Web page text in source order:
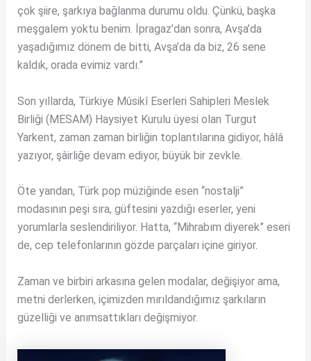
çok şiire, şarkıya bağlanma durumu oldu. Çünkü, başka
meşgalem yoktu benim. İpragaz’dan sonra, Avşa’da
yaşadığımız dönem de bitti, Avşa’da da biz, 26 sene
kaldık, orada evimiz vardı.”
Son yıllarda, Türkiye Mûsikî Eserleri Sahipleri Meslek
Birliği (MESAM) Haysiyet Kurulu üyesi olan Turgut
Yarkent, zaman zaman birliğin toplantılarına gidiyor, hâlâ
yazıyor, şâirliğe devam ediyor, büyük bir zevkle.
Öte yandan, Türk pop müziğinde esen “nostalji”
modasının peşi sıra, güftesini yazdığı eserler, yeni
yorumlarla seslendiriliyor. Hatta, “Mihrabım diyerek” eseri
de, cep telefonlarının gözde parçaları içine giriyor.
Zaman ve birbiri arkasına gelen modalar, değişiyor ama,
metni derlerken, içimizden mırıldandığımız şarkıların
güzelliği ve anımsattıkları değişmiyor.